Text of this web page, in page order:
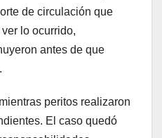
de circulación que
lo ocurrido,
antes de que
peritos realizaron
El caso quedó